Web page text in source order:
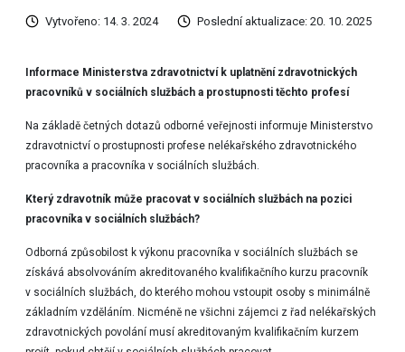
Vytvořeno: 14. 3. 2024 Poslední aktualizace: 20. 10. 2025
Informace Ministerstva zdravotnictví k uplatnění zdravotnických
pracovníků v sociálních službách a prostupnosti těchto profesí
Na základě četných dotazů odborné veřejnosti informuje Ministerstvo
zdravotnictví o prostupnosti profese nelékařského zdravotnického
pracovníka a pracovníka v sociálních službách.
Který zdravotník může pracovat v sociálních službách na pozici
pracovníka v sociálních službách?
Odborná způsobilost k výkonu pracovníka v sociálních službách se
získává absolvováním akreditovaného kvalifikačního kurzu pracovník
v sociálních službách, do kterého mohou vstoupit osoby s minimálně
základním vzděláním. Nicméně ne všichni zájemci z řad nelékařských
zdravotnických povolání musí akreditovaným kvalifikačním kurzem